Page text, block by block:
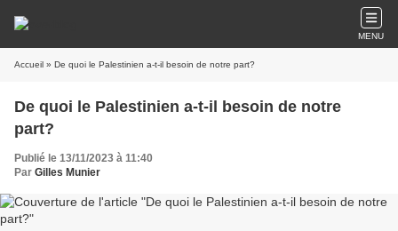
MENU
Accueil » De quoi le Palestinien a-t-il besoin de notre part?
De quoi le Palestinien a-t-il besoin de notre
part?
Publié le 13/11/2023 à 11:40
Par Gilles Munier